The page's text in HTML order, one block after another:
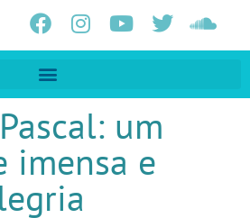
um
imensa e